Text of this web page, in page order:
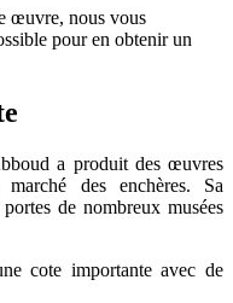
œuvre, nous vous
pour en obtenir un
a produit des œuvres
des enchères. Sa
de nombreux musées
cote importante avec de